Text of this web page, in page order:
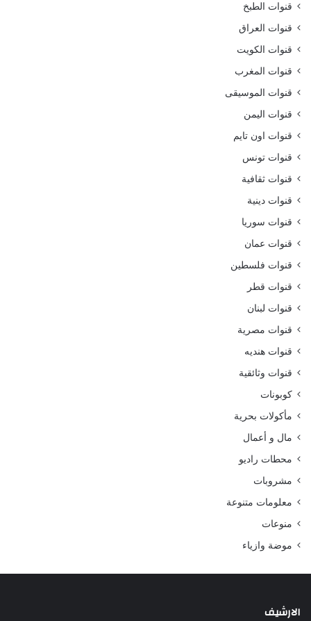
قنوات الطبخ
قنوات العراق
قنوات الكويت
قنوات المغرب
قنوات الموسيقى
قنوات اليمن
قنوات اون تايم
قنوات تونس
قنوات ثقافية
قنوات دينية
قنوات سوريا
قنوات عمان
قنوات فلسطين
قنوات قطر
قنوات لبنان
قنوات مصرية
قنوات هنديه
قنوات وثائقية
كوبونات
مأكولات بحرية
مال و أعمال
محطات راديو
مشروبات
معلومات متنوعة
منوعات
موضة وازياء
الارشيف